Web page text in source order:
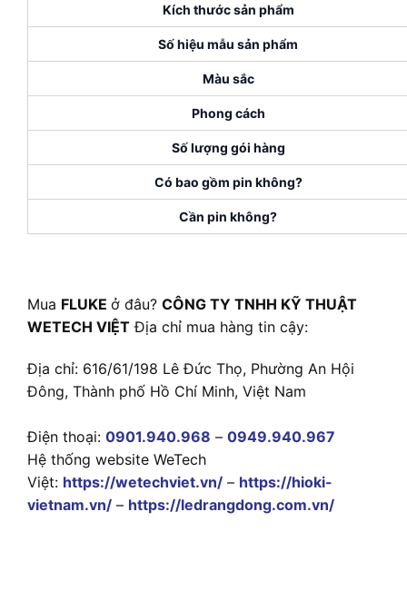
Kích thước sản phẩm
Số hiệu mẫu sản phẩm
Màu sắc
Phong cách
Số lượng gói hàng
Có bao gồm pin không?
Cần pin không?
Mua FLUKE ở đâu? CÔNG TY TNHH KỸ THUẬT
WETECH VIỆT Địa chỉ mua hàng tin cậy:
Địa chỉ: 616/61/198 Lê Đức Thọ, Phường An Hội
Đông, Thành phố Hồ Chí Minh, Việt Nam
Điện thoại: 0901.940.968 – 0949.940.967
Hệ thống website WeTech
Việt: https://wetechviet.vn/ – https://hioki-
vietnam.vn/ – https://ledrangdong.com.vn/